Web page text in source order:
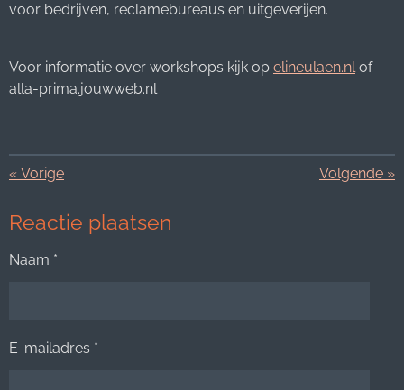
voor bedrijven, reclamebureaus en uitgeverijen.
Voor informatie over workshops kijk op elineulaen.nlof
alla-prima.jouwweb.nl
« Vorige Volgende »
Reactie plaatsen
Naam *
E-mailadres *